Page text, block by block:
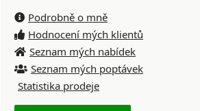
Podrobně o mně
Hodnocení mých klientů
Seznam mých nabídek
Seznam mých poptávek
Statistika prodeje